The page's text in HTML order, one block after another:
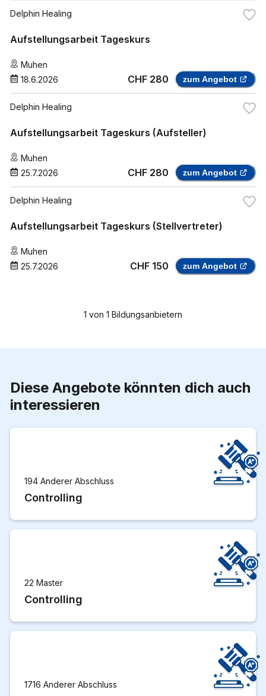
Delphin Healing
Aufstellungsarbeit Tageskurs
Muhen
18.6.2026
CHF 280 zum Angebot
Delphin Healing
Aufstellungsarbeit Tageskurs (Aufsteller)
Muhen
25.7.2026
CHF 280 zum Angebot
Delphin Healing
Aufstellungsarbeit Tageskurs (Stellvertreter)
Muhen
25.7.2026
CHF 150 zum Angebot
1 von 1 Bildungsanbietern
Diese Angebote könnten dich auch
interessieren
194 Anderer Abschluss
Controlling
22 Master
Controlling
1716 Anderer Abschluss